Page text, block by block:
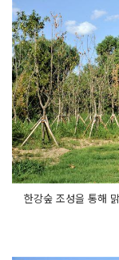
한강숲 조성을 통해